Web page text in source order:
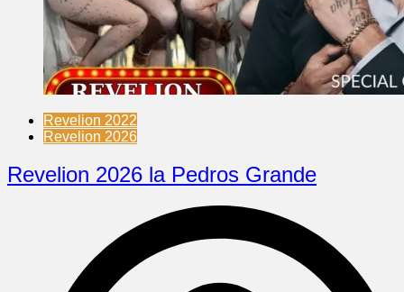
Revelion 2022
Revelion 2026
Revelion 2026 la Pedros Grande